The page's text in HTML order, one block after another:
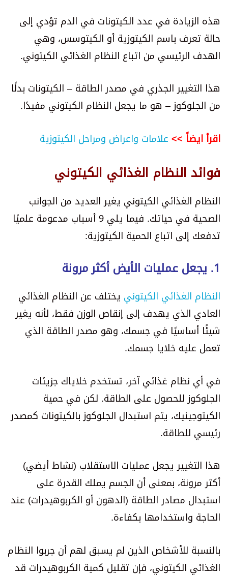
هذه الزيادة في عدد الكيتونات في الدم تؤدي إلى
حالة تعرف باسم الكيتوزية أو الكيتوسس، وهي
الهدف الرئيسي من اتباع النظام الغذائي الكيتوني.
هذا التغيير الجذري في مصدر الطاقة – الكيتونات بدلًا
من الجلوكوز – هو ما يجعل النظام الكيتوني مفيدًا.
اقرأ ايضاً >> علامات واعراض ومراحل الكيتوزية
فوائد النظام الغذائي الكيتوني
النظام الغذائي الكيتوني يغير العديد من الجوانب
الصحية في حياتك. فيما يلي 9 أسباب مدعومة علميًا
تدفعك إلى اتباع الحمية الكيتوزية:
1. يجعل عمليات الأيض أكثر مرونة
النظام الغذائي الكيتوني يختلف عن النظام الغذائي
العادي الذي يهدف إلى إنقاص الوزن فقط، لأنه يغير
شيئًا أساسيًا في جسمك، وهو مصدر الطاقة الذي
تعمل عليه خلايا جسمك.
في أي نظام غذائي آخر، تستخدم خلاياك جزيئات
الجلوكوز للحصول على الطاقة. لكن في حمية
الكيتوجينيك، يتم استبدال الجلوكوز بالكيتونات كمصدر
رئيسي للطاقة.
هذا التغيير يجعل عمليات الاستقلاب (نشاط أيضي)
أكثر مرونة، بمعنى أن الجسم يملك القدرة على
استبدال مصادر الطاقة (الدهون أو الكربوهيدرات) عند
الحاجة واستخدامها بكفاءة.
بالنسبة للأشخاص الذين لم يسبق لهم أن جربوا النظام
الغذائي الكيتوني، فإن تقليل كمية الكربوهيدرات قد